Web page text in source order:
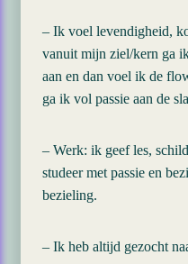
– Ik voel levendigheid,
vanuit mijn ziel/kern ga
aan en dan voel ik de
ga ik vol passie aan de
– Werk: ik geef les,
studeer met passie en
bezieling.
– Ik heb altijd gezocht